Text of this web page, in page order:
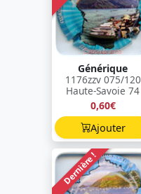
Générique
1176zzv 075/120
Haute-Savoie 74
0,60€
Ajouter
Dernière !